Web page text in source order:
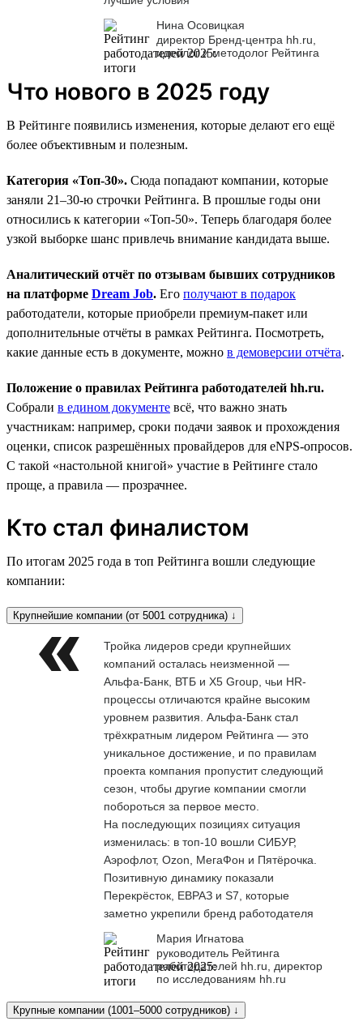
Нина Осовицкая
директор Бренд-центра hh.ru,
идеолог и методолог Рейтинга
Что нового в 2025 году
В Рейтинге появились изменения, которые делают его ещё
более объективным и полезным.
Категория «Топ-30». Сюда попадают компании, которые
заняли 21–30-ю строчки Рейтинга. В прошлые годы они
относились к категории «Топ-50». Теперь благодаря более
узкой выборке шанс привлечь внимание кандидата выше.
Аналитический отчёт по отзывам бывших сотрудников
на платформе Dream Job. Его получают в подарок
работодатели, которые приобрели премиум-пакет или
дополнительные отчёты в рамках Рейтинга. Посмотреть,
какие данные есть в документе, можно в демоверсии отчёта.
Положение о правилах Рейтинга работодателей hh.ru.
Собрали в едином документе всё, что важно знать
участникам: например, сроки подачи заявок и прохождения
оценки, список разрешённых провайдеров для eNPS-опросов.
С такой «настольной книгой» участие в Рейтинге стало
проще, а правила — прозрачнее.
Кто стал финалистом
По итогам 2025 года в топ Рейтинга вошли следующие
компании:
Крупнейшие компании (от 5001 сотрудника) ↓
Тройка лидеров среди крупнейших
компаний осталась неизменной —
Альфа-Банк, ВТБ и X5 Group, чьи HR-
процессы отличаются крайне высоким
уровнем развития. Альфа-Банк стал
трёхкратным лидером Рейтинга — это
уникальное достижение, и по правилам
проекта компания пропустит следующий
сезон, чтобы другие компании смогли
побороться за первое место.
На последующих позициях ситуация
изменилась: в топ-10 вошли СИБУР,
Аэрофлот, Ozon, МегаФон и Пятёрочка.
Позитивную динамику показали
Перекрёсток, ЕВРАЗ и S7, которые
заметно укрепили бренд работодателя
Мария Игнатова
руководитель Рейтинга
работодателей hh.ru, директор
по исследованиям hh.ru
Крупные компании (1001–5000 сотрудников) ↓